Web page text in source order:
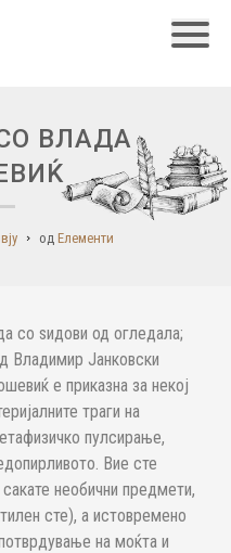
ВЛАДА
од Елементи
со ѕидови од огледала;
Владимир Јанковски
е приказна за некој
траги на
пулсирање,
Вие сте
необични предмети,
сте), а истовремено
на моќта и